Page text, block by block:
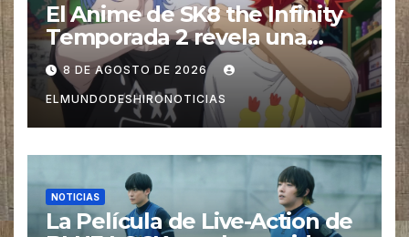
El Anime de SK8 the Infinity
Temporada 2 revela una
imagen promocional
8 DE AGOSTO DE 2026
ELMUNDODESHIRONOTICIAS
NOTICIAS
La Película de Live-Action de